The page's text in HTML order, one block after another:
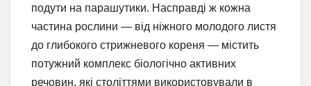
подути на парашутики. Насправді ж кожна
частина рослини — від ніжного молодого листя
до глибокого стрижневого кореня — містить
потужний комплекс біологічно активних
речовин, які століттями використовували в